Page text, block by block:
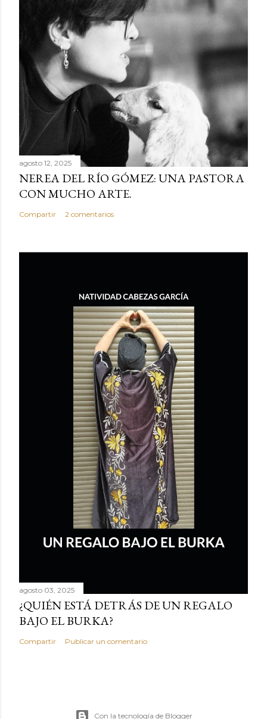
agosto 12, 2025
NEREA DEL RÍO GÓMEZ: UNA PASTORA
CON MUCHO ARTE.
Compartir 2 comentarios
agosto 03, 2025
¿QUIÉN ESTÁ DETRÁS DE UN REGALO
BAJO EL BURKA?
Compartir Publicar un comentario
Con la tecnología de Blogger